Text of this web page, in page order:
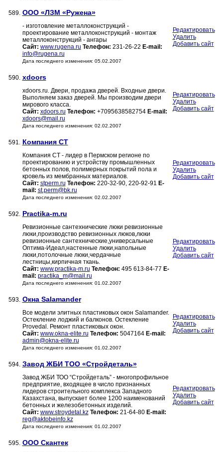
589. ООО «ЛЗМ «Ружена»
- изготовление металлоконструкций -
проектирование металлоконструкций - монтаж
металлоконструкций - ангары
Сайт: www.rugena.ru Телефон: 231-26-22 E-mail:
info@rugena.ru
Дата последнего изменения: 05.02.2007
Редактировать
Удалить
Добавить сайт
590. xdoors
xdoors.ru. Двери, продажа дверей. Входные двери.
Выполняем заказ дверей. Мы производим двери
мирового класса.
Сайт: xdoors.ru Телефон: +7095638582754 E-mail:
xdoors@mail.ru
Дата последнего изменения: 02.02.2007
Редактировать
Удалить
Добавить сайт
591. Компания СТ
Компания СТ - лидер в Пермском регионе по
проектированию и устройству промышленных
бетонных полов, полимерных покрытий пола и
кровель из мембранных материалов.
Сайт: stperm.ru Телефон: 220-32-90, 220-92-91 E-
mail: st.perm@bk.ru
Дата последнего изменения: 02.02.2007
Редактировать
Удалить
Добавить сайт
592. Practika-m.ru
Ревизионные сантехнические люки ревизионные
люки,производство ревизионных люков,люки
ревизионные сантехнические,универсальные
Оптима-Идеал,настенные люки,напольные
люки,потолочные люки,чердачные
лестницы,кирпичная ткань.
Сайт: www.practika-m.ru Телефон: 495 613-84-77 E-
mail: practika_m@mail.ru
Дата последнего изменения: 01.02.2007
Редактировать
Удалить
Добавить сайт
593. Окна Salamander
Все модели элитных пластиковых окон Salamander.
Остекление лоджий и балконов. Остекление
Provedal. Ремонт пластиковых окон.
Сайт: www.okna-elite.ru Телефон: 5047164 E-mail:
admin@okna-elite.ru
Дата последнего изменения: 01.02.2007
Редактировать
Удалить
Добавить сайт
594. Завод ЖБИ ТОО «Стройдеталь»
Завод ЖБИ ТОО “Стройдеталь” - многопрофильное
предприятие, входящее в число признанных
лидеров строительного комплекса Западного
Казахстана, выпускает более 1200 наименований
бетонных и железобетонных изделий.
Сайт: www.stroydetal.kz Телефон: 21-64-80 E-mail:
reg@aktobeinfo.kz
Дата последнего изменения: 01.02.2007
Редактировать
Удалить
Добавить сайт
595. ООО Скантек